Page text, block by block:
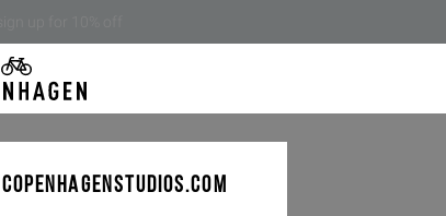
SUMMER 26